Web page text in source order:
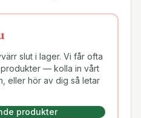
slut i lager. Vi får ofta
— kolla in vårt
eller hör av dig så letar
produkter